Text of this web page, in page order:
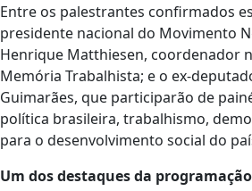
Entre os palestrantes confirmados
presidente nacional do Movimento
Henrique Matthiesen, coordenador
Memória Trabalhista; e o ex-
Guimarães, que participarão de
política brasileira, trabalhismo,
para o desenvolvimento social do
Um dos destaques da